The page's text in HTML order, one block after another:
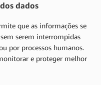
dados
que as informações se
serem interrompidas
por processos humanos.
e proteger melhor